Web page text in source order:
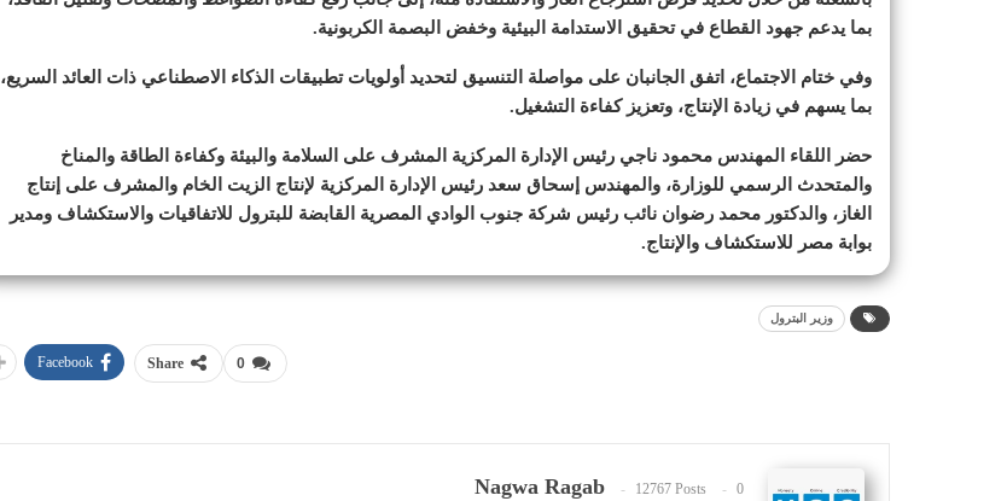
بما يدعم جهود القطاع في تحقيق الاستدامة البيئية وخفض البصمة الكربونية.
وفي ختام الاجتماع، اتفق الجانبان على مواصلة التنسيق لتحديد أولويات تطبيقات الذكاء الاصطناعي ذات العائد السريع،
بما يسهم في زيادة الإنتاج، وتعزيز كفاءة التشغيل.
حضر اللقاء المهندس محمود ناجي رئيس الإدارة المركزية المشرف على السلامة والبيئة وكفاءة الطاقة والمناخ
والمتحدث الرسمي للوزارة، والمهندس إسحاق سعد رئيس الإدارة المركزية لإنتاج الزيت الخام والمشرف على إنتاج
الغاز، والدكتور محمد رضوان نائب رئيس شركة جنوب الوادي المصرية القابضة للبترول للاتفاقيات والاستكشاف ومدير
بوابة مصر للاستكشاف والإنتاج.
وزير البترول
0
Share
Facebook
Nagwa Ragab 12767 Posts 0